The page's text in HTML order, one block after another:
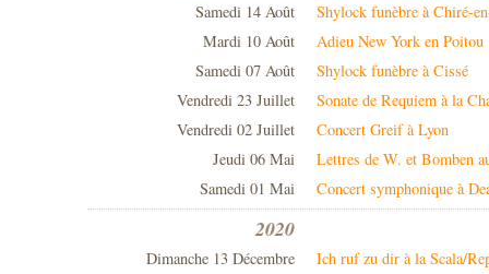
Samedi 14 Août
Shylock funèbre à Chiré-
Mardi 10 Août
Adieu New York en Poitou
Samedi 07 Août
Shylock funèbre à Cissé
Vendredi 23 Juillet
Sonate de Requiem à la
Vendredi 02 Juillet
Concert Greif à Lyon
Jeudi 06 Mai
Lettres de W. et Bomben
Samedi 01 Mai
Concert symphonique à
2020
Dimanche 13 Décembre
Ich ruf zu dir à la Scala/